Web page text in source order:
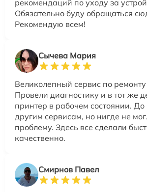
рекомендаций по уходу за
Обязательно буду обращаться
Рекомендую всем!
Сычева Мария
Великолепный сервис по
Провели диагностику и в тот же
принтер в рабочем состоянии. До
другим сервисам, но нигде не
проблему. Здесь все сделали
качественно.
Смирнов Павел